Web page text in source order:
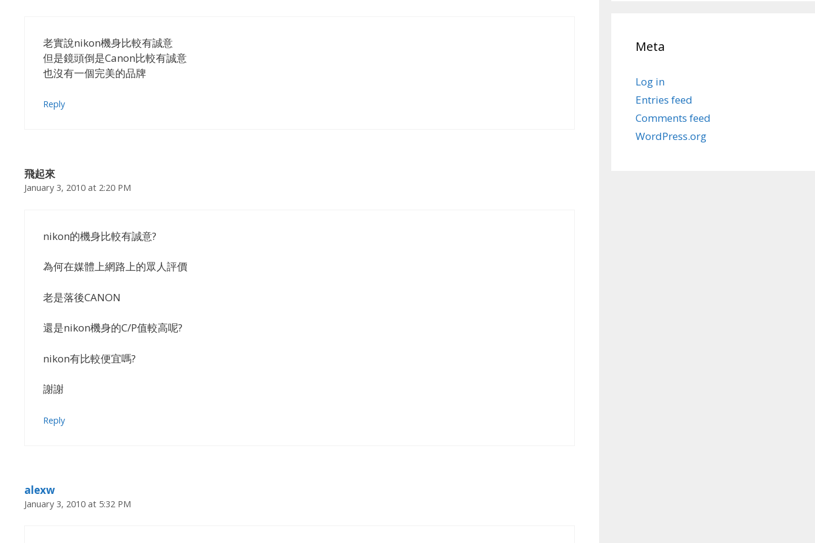
老實說nikon機身比較有誠意
但是鏡頭倒是Canon比較有誠意
也沒有一個完美的品牌
Reply
飛起來
January 3, 2010 at 2:20 PM
nikon的機身比較有誠意?
為何在媒體上網路上的眾人評價
老是落後CANON
還是nikon機身的C/P值較高呢?
nikon有比較便宜嗎?
謝謝
Reply
alexw
January 3, 2010 at 5:32 PM
Meta
Log in
Entries feed
Comments feed
WordPress.org